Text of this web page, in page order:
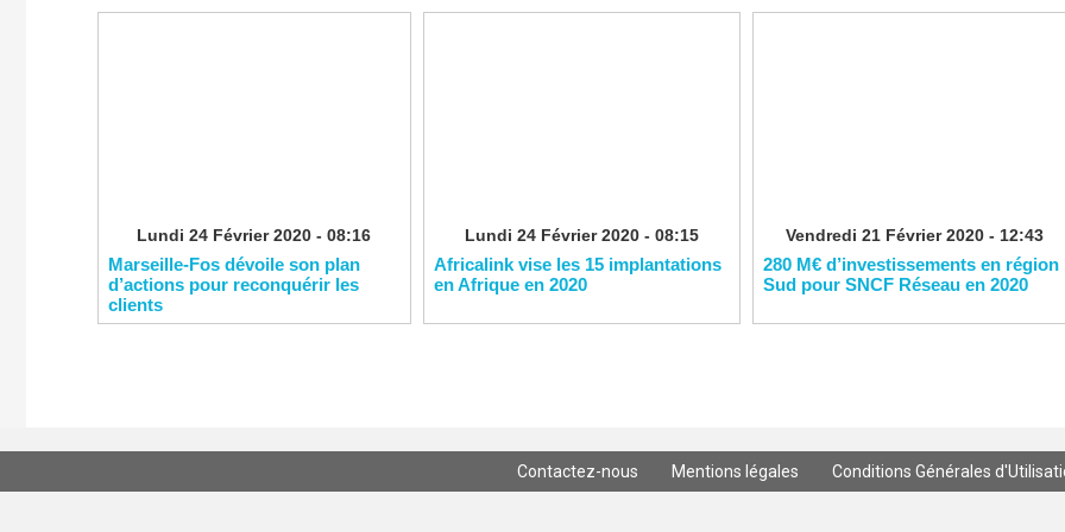
Lundi 24 Février 2020 - 08:16
Marseille-Fos dévoile son plan
d’actions pour reconquérir les
clients
Lundi 24 Février 2020 - 08:15
Africalink vise les 15 implantations
en Afrique en 2020
Vendredi 21 Février 2020 - 12:43
280 M€ d’investissements en région
Sud pour SNCF Réseau en 2020
Contactez-nous Mentions légales Conditions Générales